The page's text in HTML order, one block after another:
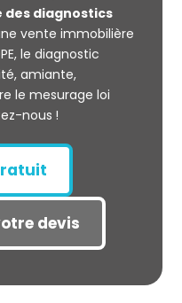
des diagnostics
vente immobilière
le diagnostic
amiante,
le mesurage loi
nous !
devis